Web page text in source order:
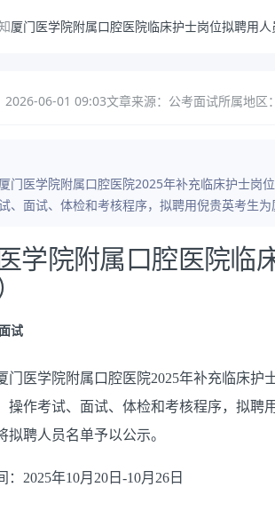
厦门医学院附属口腔医院临床护士岗位拟聘用
2026-06-01 09:03文章来源：公考面试所属地区
门医学院附属口腔医院2025年补充临床护士岗
、面试、体检和考核程序，拟聘用倪贵英考生
学院附属口腔医院临
试
门医学院附属口腔医院2025年补充临床护
操作考试、 面试、体检和考核程序，拟聘
拟聘人员名单予以公示。
： 2025年10月20日-10月26日